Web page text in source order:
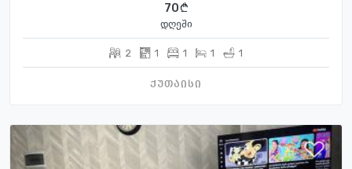
70
დღეში
2 1 1 1 1
ქუთაისი